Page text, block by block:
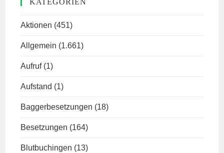
KATEGORIEN
Aktionen (451)
Allgemein (1.661)
Aufruf (1)
Aufstand (1)
Baggerbesetzungen (18)
Besetzungen (164)
Blutbuchingen (13)